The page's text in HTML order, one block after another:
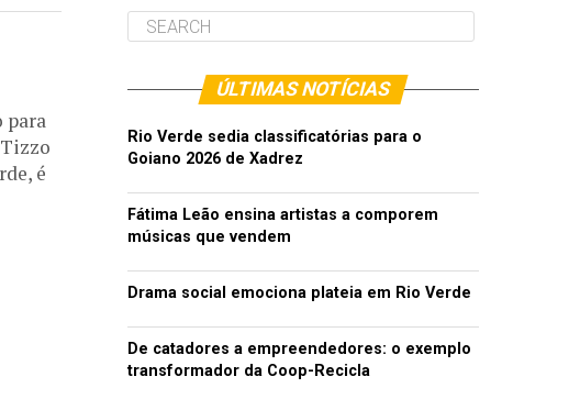
para
é
ÚLTIMAS NOTÍCIAS
Rio Verde sedia classificatórias para o
Goiano 2026 de Xadrez
Fátima Leão ensina artistas a comporem
músicas que vendem
Drama social emociona plateia em Rio Verde
De catadores a empreendedores: o exemplo
transformador da Coop-Recicla